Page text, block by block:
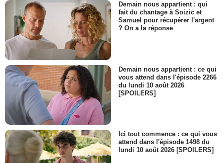
Demain nous appartient : qui
fait du chantage à Soizic et
Samuel pour récupérer l'argent
? On a la réponse
Demain nous appartient : ce qui
vous attend dans l'épisode 2266
du lundi 10 août 2026
[SPOILERS]
Ici tout commence : ce qui vous
attend dans l'épisode 1498 du
lundi 10 août 2026 [SPOILERS]